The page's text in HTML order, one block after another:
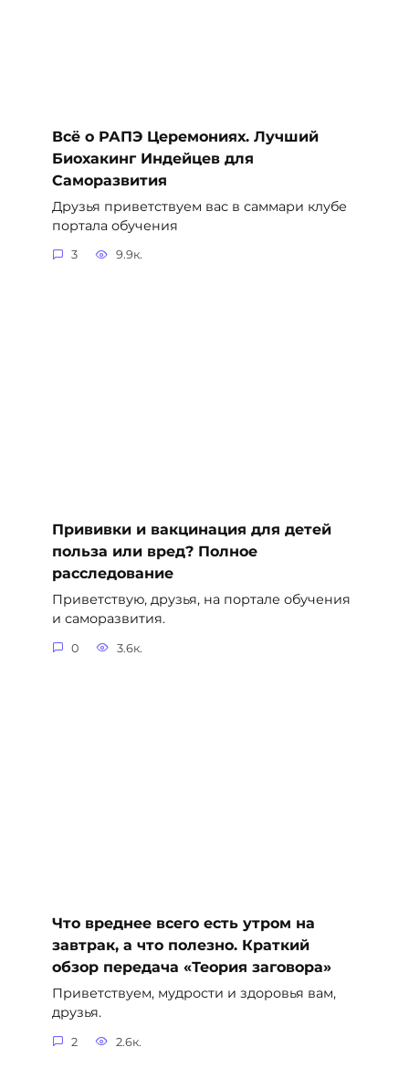
Всё о РАПЭ Церемониях. Лучший
Биохакинг Индейцев для
Саморазвития
Друзья приветствуем вас в саммари клубе
портала обучения
3 9.9к.
Прививки и вакцинация для детей
польза или вред? Полное
расследование
Приветствую, друзья, на портале обучения
и саморазвития.
0 3.6к.
Что вреднее всего есть утром на
завтрак, а что полезно. Краткий
обзор передача «Теория заговора»
Приветствуем, мудрости и здоровья вам,
друзья.
2 2.6к.